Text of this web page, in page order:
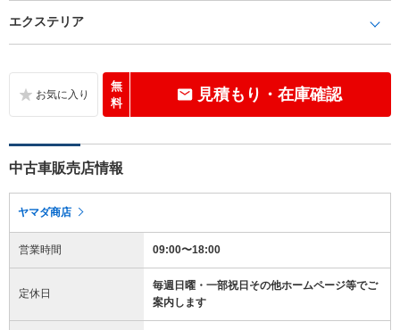
エクステリア
無
料
見積もり・在庫確認
中古車販売店情報
ヤマダ商店
営業時間 09:00〜18:00
定休日
毎週日曜・一部祝日その他ホームページ等でご
案内します